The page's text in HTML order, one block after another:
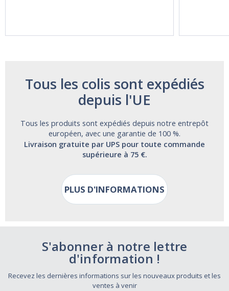
Tous les colis sont expédiés
depuis l'UE
Tous les produits sont expédiés depuis notre entrepôt
européen, avec une garantie de 100 %.
Livraison gratuite par UPS pour toute commande
supérieure à 75 €.
PLUS D'INFORMATIONS
S'abonner à notre lettre
d'information !
Recevez les dernières informations sur les nouveaux produits et les
ventes à venir